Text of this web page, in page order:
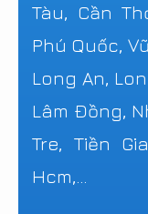
Tàu, Cần
Phú Quốc,
Long An,
Lâm Đồng,
Tre, Tiền
Hcm,...